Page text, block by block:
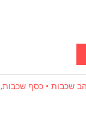
שכבות • כסף שכבות,